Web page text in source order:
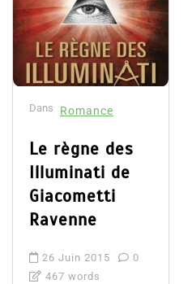
Dans Romance
Le règne des
Illuminati de
Giacometti
Ravenne
26 Juin 2015
0
467 words